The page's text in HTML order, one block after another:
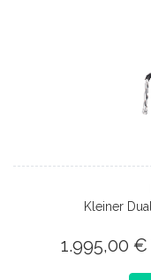
Kleiner
1.995,00 €